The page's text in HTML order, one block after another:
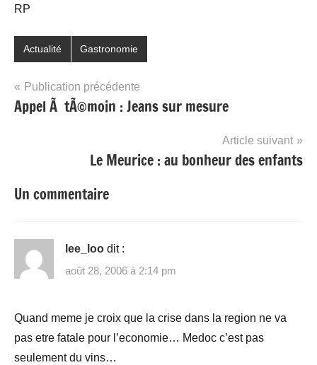
RP
Actualité Gastronomie
Navigation
de
Publication précédente
Appel Ã tÃ©moin : Jeans sur mesure
Article suivant
Le Meurice : au bonheur des enfants
Un commentaire
lee_loo dit :
août 28, 2006 à 2:14 pm
Quand meme je croix que la crise dans la region ne va
pas etre fatale pour l’economie… Medoc c’est pas
seulement du vins…